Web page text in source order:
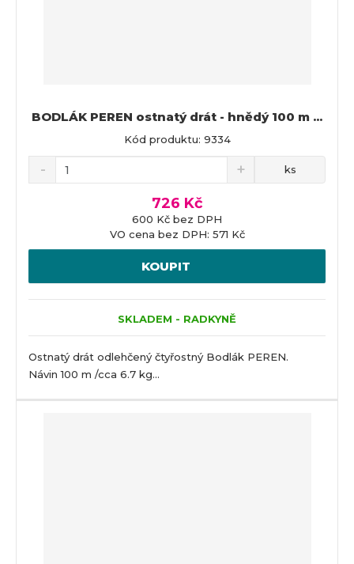
BODLÁK PEREN ostnatý drát - hnědý 100 m ...
Kód produktu: 9334
726 Kč
600 Kč bez DPH
VO cena bez DPH: 571 Kč
ks
KOUPIT
SKLADEM - RADKYNĚ
Ostnatý drát odlehčený čtyřostný Bodlák PEREN.
Návin 100 m /cca 6.7 kg...